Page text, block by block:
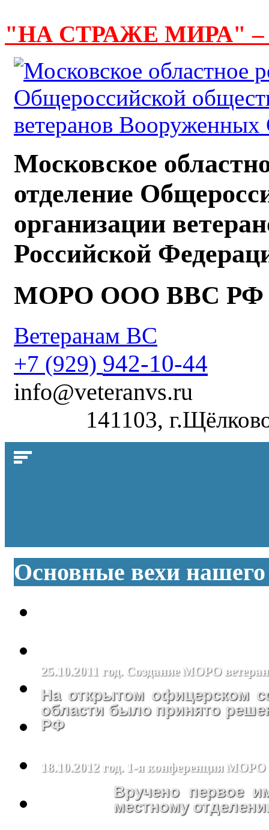
"НА СТРАЖЕ МИРА"
Московское
отделение
организации
Российской
МОРО ООО ВВС РФ
Ветеранам ВС
+7 (929) 942-10-44
info@veteranvs.ru
141103,
Основные вехи
25.10.2011 год. Создание МОРО
На открытом офицерском
области было принято
РФ
18.10.2012 год. 1-я конференция МОРО
Вручено первое
местному